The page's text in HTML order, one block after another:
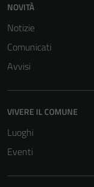
NOVITÀ
Notizie
Comunicati
Avvisi
VIVERE IL COMUNE
Luoghi
Eventi